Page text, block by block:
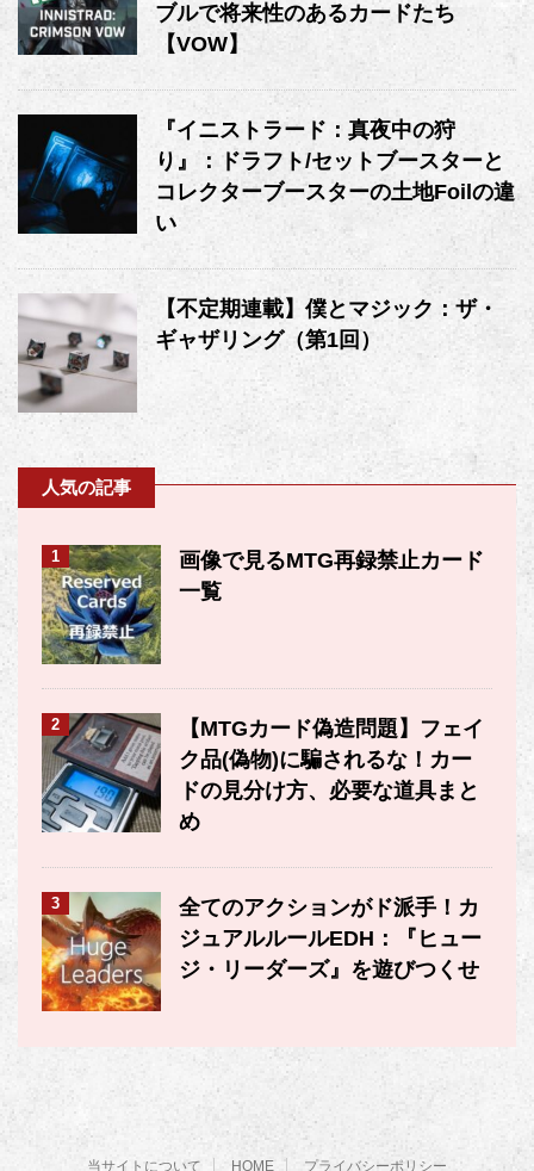
ブルで将来性のあるカードたち
【VOW】
『イニストラード：真夜中の狩
り』：ドラフト/セットブースターと
コレクターブースターの土地Foilの違
い
【不定期連載】僕とマジック：ザ・
ギャザリング（第1回）
人気の記事
1
画像で見るMTG再録禁止カード
一覧
2
【MTGカード偽造問題】フェイ
ク品(偽物)に騙されるな！カー
ドの見分け方、必要な道具まと
め
3
全てのアクションがド派手！カ
ジュアルルールEDH：『ヒュー
ジ・リーダーズ』を遊びつくせ
当サイトについて HOME プライバシーポリシー